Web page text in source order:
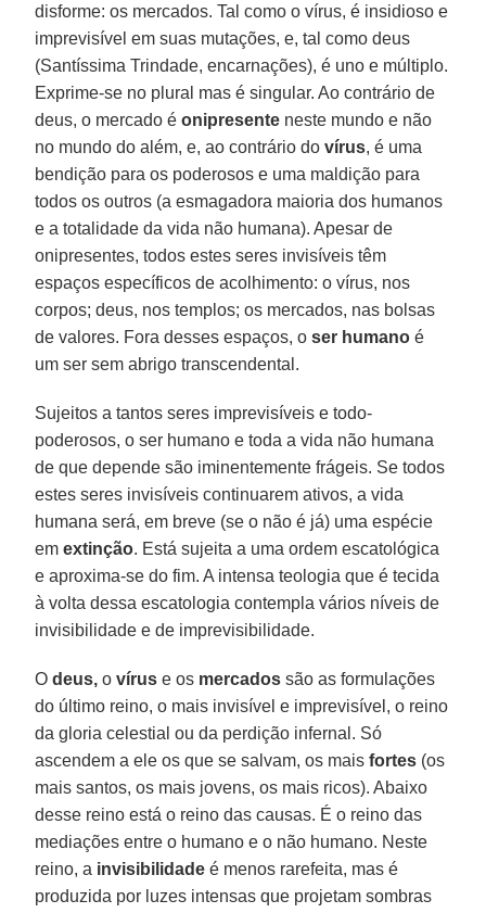
disforme: os mercados. Tal como o vírus, é insidioso e
imprevisível em suas mutações, e, tal como deus
(Santíssima Trindade, encarnações), é uno e múltiplo.
Exprime-se no plural mas é singular. Ao contrário de
deus, o mercado éonipresente neste mundo e não
no mundo do além, e, ao contrário dovírus, é uma
bendição para os poderosos e uma maldição para
todos os outros (a esmagadora maioria dos humanos
e a totalidade da vida não humana). Apesar de
onipresentes, todos estes seres invisíveis têm
espaços específicos de acolhimento: o vírus, nos
corpos; deus, nos templos; os mercados, nas bolsas
de valores. Fora desses espaços, oser humano é
um ser sem abrigo transcendental.
Sujeitos a tantos seres imprevisíveis e todo-
poderosos, o ser humano e toda a vida não humana
de que depende são iminentemente frágeis. Se todos
estes seres invisíveis continuarem ativos, a vida
humana será, em breve (se o não é já) uma espécie
emextinção. Está sujeita a uma ordem escatológica
e aproxima-se do fim. A intensa teologia que é tecida
à volta dessa escatologia contempla vários níveis de
invisibilidade e de imprevisibilidade.
Odeus, ovírus e os mercados são as formulações
do último reino, o mais invisível e imprevisível, o reino
da gloria celestial ou da perdição infernal. Só
ascendem a ele os que se salvam, os maisfortes (os
mais santos, os mais jovens, os mais ricos). Abaixo
desse reino está o reino das causas. É o reino das
mediações entre o humano e o não humano. Neste
reino, a invisibilidade é menos rarefeita, mas é
produzida por luzes intensas que projetam sombras